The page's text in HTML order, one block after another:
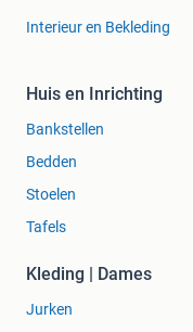
Interieur en Bekleding
Huis en Inrichting
Bankstellen
Bedden
Stoelen
Tafels
Kleding | Dames
Jurken